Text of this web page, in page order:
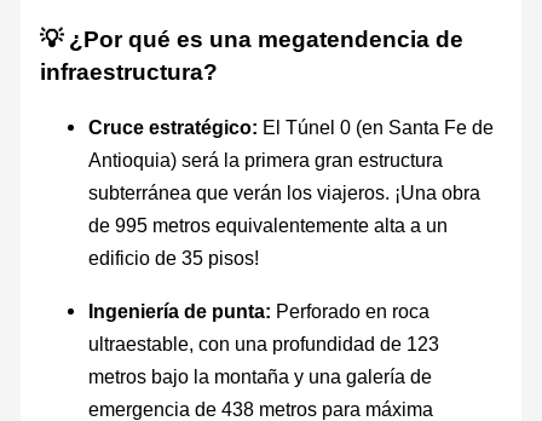
💡 ¿Por qué es una megatendencia de
infraestructura?
Cruce estratégico: El Túnel 0 (en Santa Fe de
Antioquia) será la primera gran estructura
subterránea que verán los viajeros. ¡Una obra
de 995 metros equivalentemente alta a un
edificio de 35 pisos!
Ingeniería de punta: Perforado en roca
ultraestable, con una profundidad de 123
metros bajo la montaña y una galería de
emergencia de 438 metros para máxima